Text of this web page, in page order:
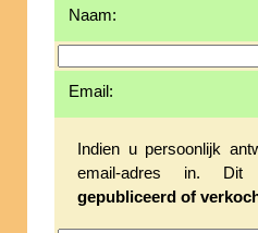
Naam:
Email:
Indien u persoonlijk
email-adres in.
gepubliceerd of